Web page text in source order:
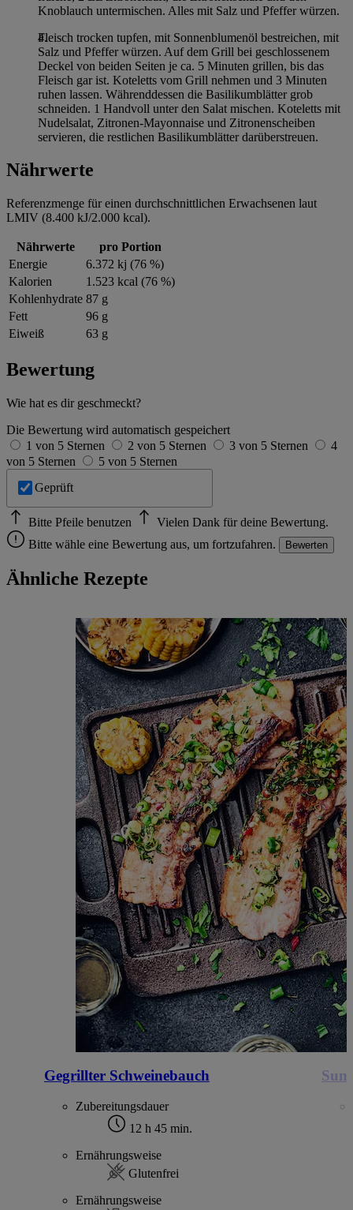
Knoblauch untermischen. Alles mit Salz und Pfeffer würzen.
Fleisch trocken tupfen, mit Sonnenblumenöl bestreichen, mit
Salz und Pfeffer würzen. Auf dem Grill bei geschlossenem
Deckel von beiden Seiten je ca. 5 Minuten grillen, bis das
Fleisch gar ist. Koteletts vom Grill nehmen und 3 Minuten
ruhen lassen. Währenddessen die Basilikumblätter grob
schneiden. 1 Handvoll unter den Salat mischen. Koteletts mit
Nudelsalat, Zitronen-Mayonnaise und Zitronenscheiben
servieren, die restlichen Basilikumblätter darüberstreuen.
Nährwerte
Referenzmenge für einen durchschnittlichen Erwachsenen laut
LMIV (8.400 kJ/2.000 kcal).
Nährwerte
pro Portion
Energie
6.372 kj (76 %)
Kalorien
1.523 kcal (76 %)
Kohlenhydrate 87 g
Fett
96 g
Eiweiß
63 g
Bewertung
Wie hat es dir geschmeckt?
Die Bewertung wird automatisch gespeichert
1 von 5 Sternen
2 von 5 Sternen 3 von 5 Sternen
4
von 5 Sternen
5 von 5 Sternen
Geprüft
Bitte Pfeile benutzen
Vielen Dank für deine Bewertung.
Bitte wähle eine Bewertung aus, um fortzufahren.
Bewerten
Ähnliche Rezepte
Gegrillter Schweinebauch
Zubereitungsdauer
12 h 45 min.
Ernährungsweise
Glutenfrei
Ernährungsweise
imImpressum